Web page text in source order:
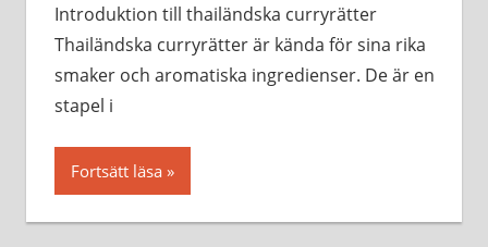
Introduktion till thailändska curryrätter
Thailändska curryrätter är kända för sina rika
smaker och aromatiska ingredienser. De är en
stapel i
Fortsätt läsa